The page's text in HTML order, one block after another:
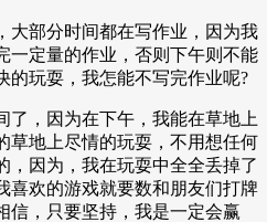
部分时间都在写作业，因为我
一定量的作业，否则下午则不能
的玩耍，我怎能不写完作业呢?
，因为在下午，我能在草地上
草地上尽情的玩耍，不用想任何
，因为，我在玩耍中全全丢掉了
喜欢的游戏就要数和朋友们打牌
信，只要坚持，我是一定会赢